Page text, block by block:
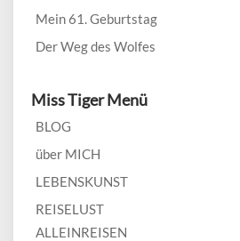
Mein 61. Geburtstag
Der Weg des Wolfes
Miss Tiger Menü
BLOG
über MICH
LEBENSKUNST
REISELUST
ALLEINREISEN